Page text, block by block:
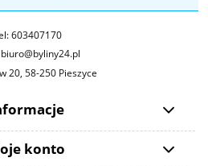
603407170
20, 58-250 Pieszyce
konto